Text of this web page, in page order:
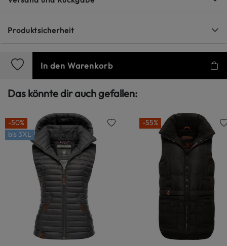
Produktsicherheit
In den Warenkorb
Das könnte dir auch gefallen:
-50%
bis 3XL
-55%